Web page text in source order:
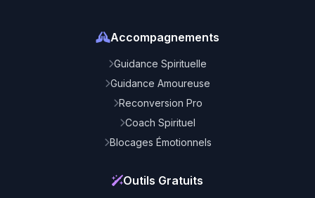
Accompagnements
Guidance Spirituelle
Guidance Amoureuse
Reconversion Pro
Coach Spirituel
Blocages Émotionnels
Outils Gratuits